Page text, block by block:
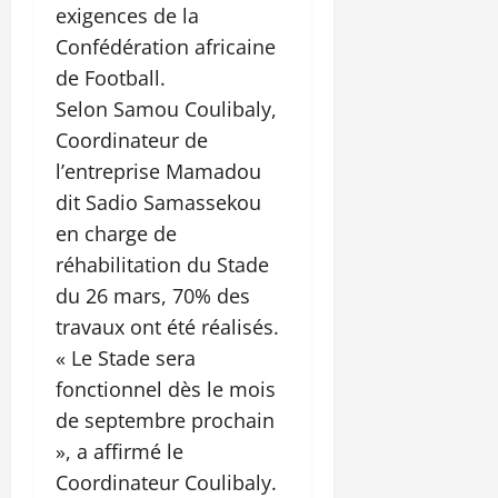
exigences de la
Confédération africaine
de Football.
Selon Samou Coulibaly,
Coordinateur de
l’entreprise Mamadou
dit Sadio Samassekou
en charge de
réhabilitation du Stade
du 26 mars, 70% des
travaux ont été réalisés.
« Le Stade sera
fonctionnel dès le mois
de septembre prochain
», a affirmé le
Coordinateur Coulibaly.